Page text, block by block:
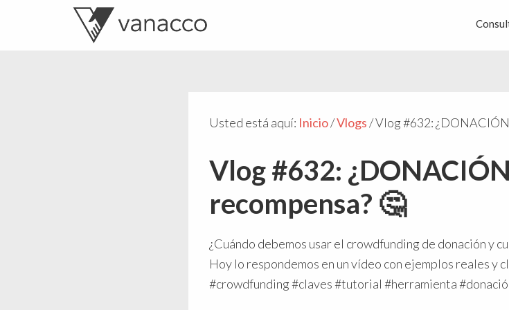
Usted está aquí: Inicio/Vlogs/Vlog #632: ¿DONACIÓN
Vlog #632:
recompensa? 🤔
¿Cuándo debemos usar el crowdfunding de donación y
Hoy lo respondemos en un vídeo con ejemplos reales y
#crowdfunding #claves #tutorial #herramienta